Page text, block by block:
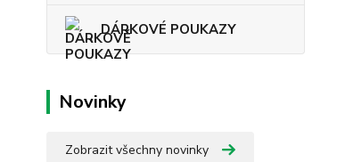
DÁRKOVÉ POUKAZY
Novinky
Zobrazit všechny novinky